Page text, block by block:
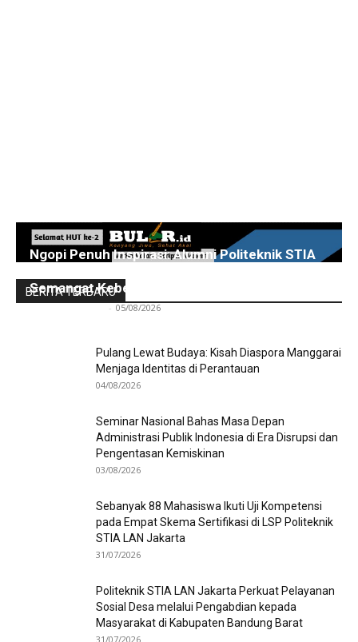
BERITA TERBARU
Ngopi Penuh Inspirasi: Alumni Politeknik STIA
Semangat Kebersamaan
- 05/08/2026
Pulang Lewat Budaya: Kisah Diaspora Manggarai
Menjaga Identitas di Perantauan
04/08/2026
Seminar Nasional Bahas Masa Depan
Administrasi Publik Indonesia di Era Disrupsi dan
Pengentasan Kemiskinan
03/08/2026
Sebanyak 88 Mahasiswa Ikuti Uji Kompetensi
pada Empat Skema Sertifikasi di LSP Politeknik
STIA LAN Jakarta
31/07/2026
Politeknik STIA LAN Jakarta Perkuat Pelayanan
Sosial Desa melalui Pengabdian kepada
Masyarakat di Kabupaten Bandung Barat
31/07/2026